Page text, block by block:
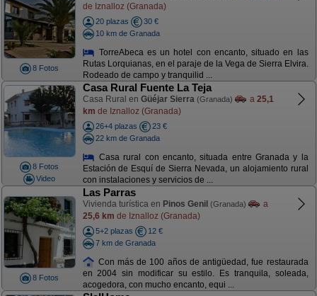
8 Fotos
de Iznalloz (Granada)
20 plazas
30 €
10 km de Granada
TorreAbeca es un hotel con encanto, situado en las
Rutas Lorquianas, en el paraje de la Vega de Sierra Elvira.
Rodeado de campo y tranquilid ...
8 Fotos
Video
Casa Rural Fuente La Teja
Casa Rural en Güéjar Sierra (Granada) a 25,1
km de Iznalloz (Granada)
26+4 plazas
23 €
22 km de Granada
Casa rural con encanto, situada entre Granada y la
Estación de Esquí de Sierra Nevada, un alojamiento rural
con instalaciones y servicios de ...
8 Fotos
Las Parras
Vivienda turística en Pinos Genil (Granada)
a
25,6 km de Iznalloz (Granada)
5+2 plazas
12 €
7 km de Granada
Con más de 100 años de antigüedad, fue restaurada
en 2004 sin modificar su estilo. Es tranquila, soleada,
acogedora, con mucho encanto, equi ...